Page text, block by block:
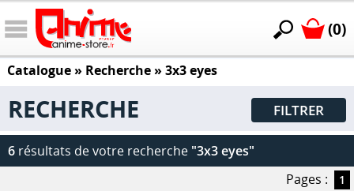
(0)
Catalogue» Recherche » 3x3 eyes
RECHERCHE FILTRER
6 résultats de votre recherche "3x3 eyes"
Pages :
1